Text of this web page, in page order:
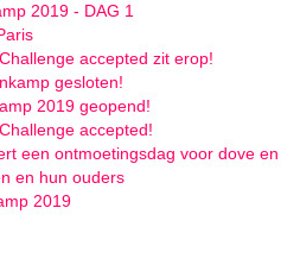
2019 - DAG 1
accepted zit erop!
gesloten!
2019 geopend!
accepted!
een ontmoetingsdag voor dove en
en hun ouders
2019